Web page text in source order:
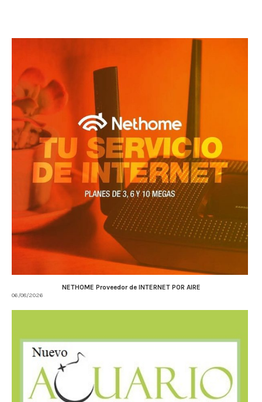
NETHOME Proveedor de INTERNET POR AIRE
06/08/2026